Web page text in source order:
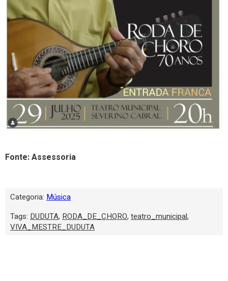
Fonte: Assessoria
Categoria: Música
Tags: DUDUTA, RODA_DE_CHORO, teatro_municipal,
VIVA_MESTRE_DUDUTA